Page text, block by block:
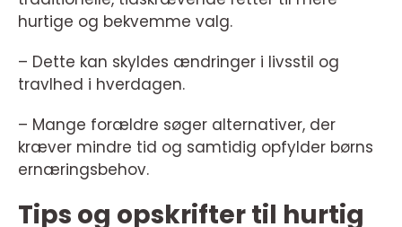
hurtige og bekvemme valg.
– Dette kan skyldes ændringer i livsstil og
travlhed i hverdagen.
– Mange forældre søger alternativer, der
kræver mindre tid og samtidig opfylder børns
ernæringsbehov.
Tips og opskrifter til hurtig